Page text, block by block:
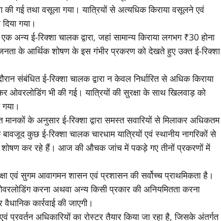
की गई तथा वसूला गया। यात्रियों से अत्यधिक किराया वसूलने एवं
गया।
ई-रिक्शा चालक द्वारा, जहां सामान्य किराया लगभग ₹30 होना
के आर्थिक शोषण के इस गंभीर प्रकरण को देखते हुए उक्त ई-रिक्शा
संबंधित ई-रिक्शा चालक द्वारा न केवल निर्धारित से अधिक किराया
ओवरलोडिंग भी की गई। यात्रियों की सुरक्षा के साथ खिलवाड़ को
मानकों के अनुसार ई-रिक्शा द्वारा समस्त सवारियों से मिलाकर अधिकतम
कुछ ई-रिक्शा चालक चारधाम यात्रियों एवं स्थानीय नागरिकों से
शोषण कर रहे हैं। आज की औचक जांच में पकड़े गए तीनों प्रकरणों में
एवं सुगम आवागमन शासन एवं प्रशासन की सर्वोच्च प्राथमिकता है।
करना अथवा अन्य किसी प्रकार की अनियमितता करना
कार्रवाई की जाएगी।
अधिकारियों का रोस्टर तैयार किया जा रहा है, जिसके अंतर्गत